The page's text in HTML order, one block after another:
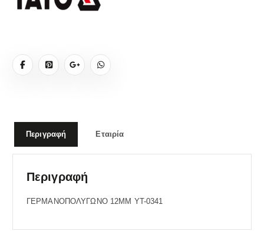
Περιγραφή Εταιρία
Περιγραφή
ΓΕΡΜΑΝΟΠΟΛΥΓΩΝΟ 12MM YT-0341